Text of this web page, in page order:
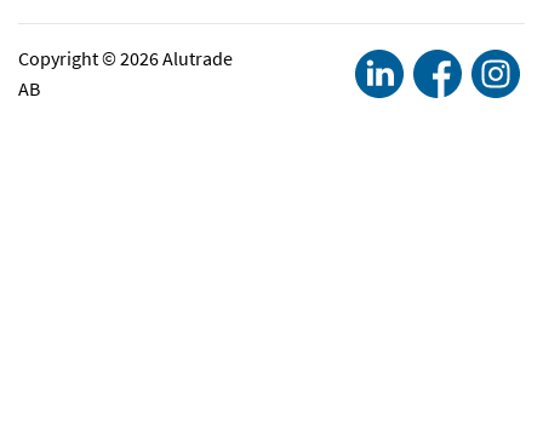
Copyright © 2026 Alutrade
AB